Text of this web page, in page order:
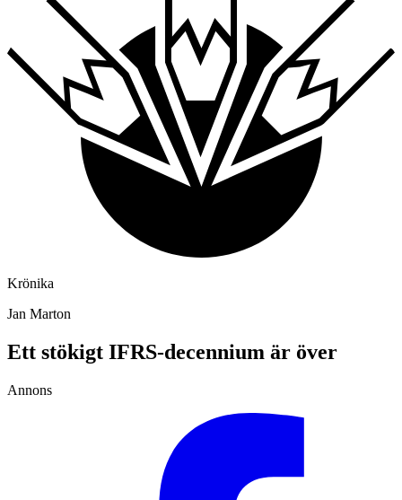
Krönika
Jan Marton
Ett stökigt IFRS-decennium är över
Annons